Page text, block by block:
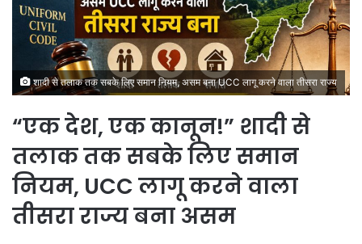
शादी से तलाक तक सबके लिए समान नियम, असम बना UCC लागू करने वाला तीसरा राज्य
“एक देश, एक कानून!” शादी से
तलाक तक सबके लिए समान
नियम, UCC लागू करने वाला
तीसरा राज्य बना असम